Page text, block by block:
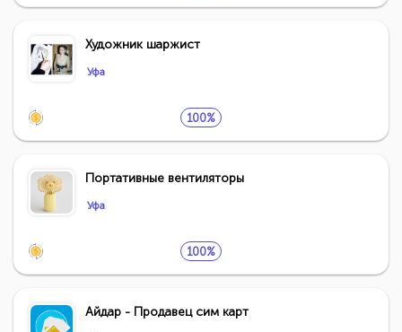
Художник шаржист
Уфа
100%
Портативные вентиляторы
Уфа
100%
Айдар - Продавец сим карт